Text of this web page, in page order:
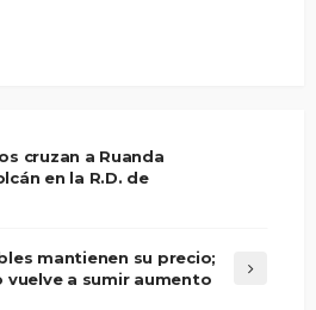
cruzan a Ruanda
en la R.D. de
mantienen su precio;
vuelve a sumir aumento